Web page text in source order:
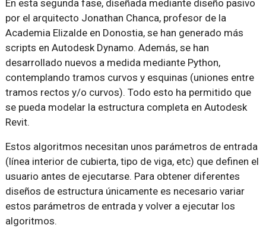
En esta segunda fase, diseñada mediante diseño pasivo
por el arquitecto Jonathan Chanca, profesor de la
Academia Elizalde en Donostia, se han generado más
scripts en Autodesk Dynamo. Además, se han
desarrollado nuevos a medida mediante Python,
contemplando tramos curvos y esquinas (uniones entre
tramos rectos y/o curvos). Todo esto ha permitido que
se pueda modelar la estructura completa en Autodesk
Revit.
Estos algoritmos necesitan unos parámetros de entrada
(línea interior de cubierta, tipo de viga, etc) que definen el
usuario antes de ejecutarse. Para obtener diferentes
diseños de estructura únicamente es necesario variar
estos parámetros de entrada y volver a ejecutar los
algoritmos.